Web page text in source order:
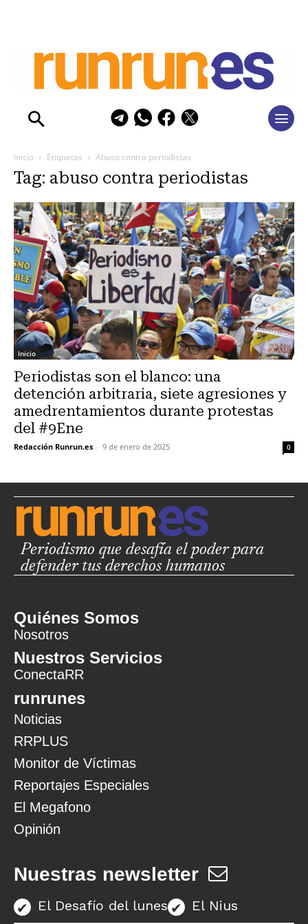
Inicio Etiquetas Abuso contra periodistas
Tag: abuso contra periodistas
Inicio
Periodistas son el blanco: una
detención arbitraria, siete agresiones y
amedrentamientos durante protestas
del #9Ene
Redacción Runrun.es - 9 de enero de 2025 0
Periodismo que desafía el poder para
defender tus derechos humanos
Quiénes Somos
Nosotros
Nuestros Servicios
ConectaRR
runrunes
Noticias
RRPLUS
Monitor de Víctimas
Reportajes Especiales
El Megafono
Opinión
Nuestras newsletter
El Desafío del lunes El Nius